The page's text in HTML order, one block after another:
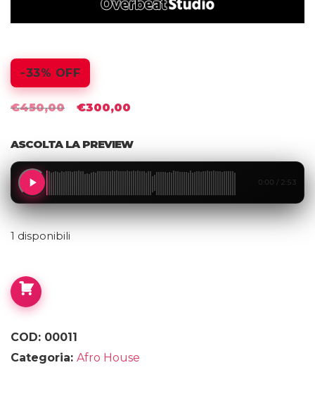
-33% OFF
€450,00
Il
originale
era:
€450,00.
€300,00
attuale
è:
€300,00.
ASCOLTA LA PREVIEW
0:00 / 2:53
Audio
1 disponibili
COD: 00011
Categoria: Afro House